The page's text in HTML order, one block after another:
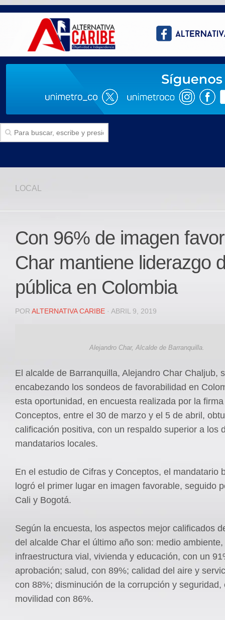
Politica
Deportes
JUDICIAL
REGIONAL
DEPARTAMENTAL
facebook
Instagram
Registro ISSN: 2711-3299
LOCAL
Con 96% de imagen
Char mantiene liderazgo
pública en Colombia
POR ALTERNATIVA CARIBE · ABRIL 9, 2019
Alejandro Char, Alcalde de Barranquilla.
El alcalde de Barranquilla, Alejandro Char Chaljub,
encabezando los sondeos de favorabilidad en
esta oportunidad, en encuesta realizada por la
Conceptos, entre el 30 de marzo y el 5 de abril,
calificación positiva, con un respaldo superior a los
mandatarios locales.
En el estudio de Cifras y Conceptos, el mandatario
logró el primer lugar en imagen favorable, seguido
Cali y Bogotá.
Según la encuesta, los aspectos mejor calificados
del alcalde Char el último año son: medio ambiente,
infraestructura vial, vivienda y educación, con un
aprobación; salud, con 89%; calidad del aire y
con 88%; disminución de la corrupción y seguridad,
movilidad con 86%.